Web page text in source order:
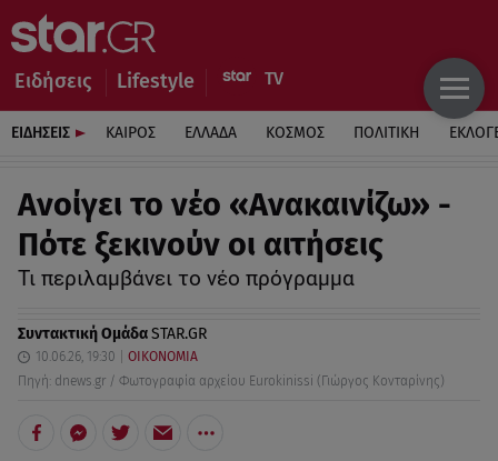
Ειδήσεις Lifestyle
ΕΙΔΗΣΕΙΣ ΚΑΙΡΟΣ ΕΛΛΑΔΑ ΚΟΣΜΟΣ ΠΟΛΙΤΙΚΗ
Aνοίγει το νέο «Ανακαινίζω» -
Πότε ξεκινούν οι αιτήσεις
Τι περιλαμβάνει το νέο πρόγραμμα
Συντακτική ΟμάδαSTAR.GR
10.06.26, 19:30
ΟΙΚΟΝΟΜΙΑ
Πηγή: dnews.gr / Φωτογραφία αρχείου Eurokinissi (Γιώργος Κονταρίνης)